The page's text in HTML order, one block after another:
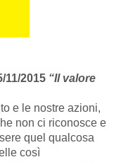
11/2015 “Il valore
e le nostre azioni,
non ci riconosce e
quel qualcosa
così